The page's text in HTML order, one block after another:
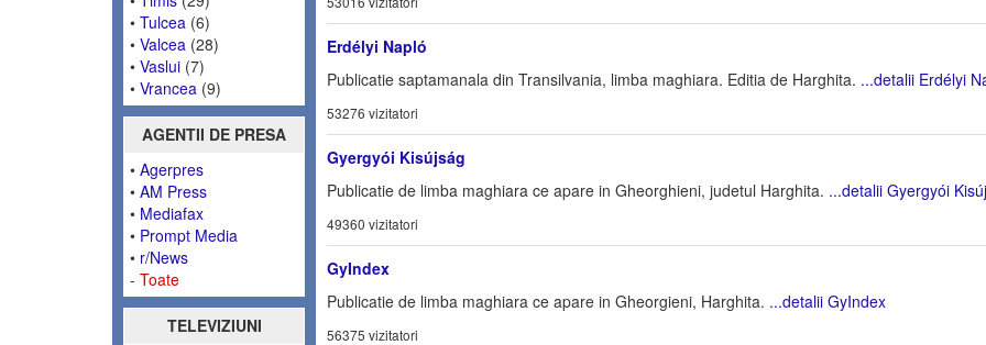
• Tulcea (6)
• Valcea (28)
• Vaslui (7)
• Vrancea (9)
AGENTII DE PRESA
• Agerpres
• AM Press
• Mediafax
• Prompt Media
• r/News
- Toate
TELEVIZIUNI
Erdélyi Napló
Publicatie saptamanala din Transilvania, limba maghiara. Editia de Harghita. ...detalii Erdélyi
53276 vizitatori
Gyergyói Kisújság
Publicatie de limba maghiara ce apare in Gheorghieni, judetul Harghita. ...detalii Gyergyói
49360 vizitatori
GyIndex
Publicatie de limba maghiara ce apare in Gheorgieni, Harghita. ...detalii GyIndex
56375 vizitatori